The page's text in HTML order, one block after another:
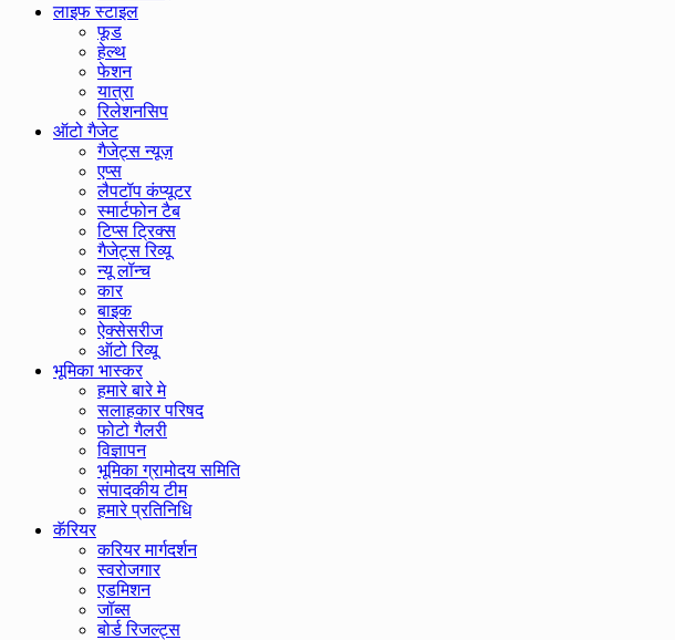
लाइफ स्टाइल
फूड
हेल्थ
फेशन
यात्रा
रिलेशनसिप
ऑटो गैजेट
गैजेट्स न्यूज़
एप्स
लैपटॉप कंप्यूटर
स्मार्टफोन टैब
टिप्स ट्रिक्स
गैजेट्स रिव्यू
न्यू लॉन्च
कार
बाइक
ऐक्सेसरीज
ऑटो रिव्यू
भूमिका भास्कर
हमारे बारे मे
सलाहकार परिषद
फोटो गैलरी
विज्ञापन
भूमिका ग्रामोदय समिति
संपादकीय टीम
हमारे प्रतिनिधि
कॅरियर
करियर मार्गदर्शन
स्वरोजगार
एडमिशन
जॉब्स
बोर्ड रिजल्ट्स